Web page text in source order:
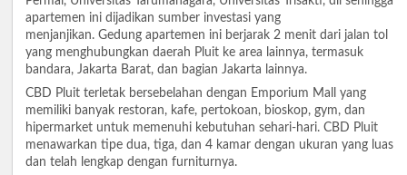
apartemen ini dijadikan sumber investasi yang
menjanjikan. Gedung apartemen ini berjarak 2 menit dari jalan tol
yang menghubungkan daerah Pluit ke area lainnya, termasuk
bandara, Jakarta Barat, dan bagian Jakarta lainnya.
CBD Pluit terletak bersebelahan dengan Emporium Mall yang
memiliki banyak restoran, kafe, pertokoan, bioskop, gym, dan
hipermarket untuk memenuhi kebutuhan sehari-hari. CBD Pluit
menawarkan tipe dua, tiga, dan 4 kamar dengan ukuran yang luas
dan telah lengkap dengan furniturnya.